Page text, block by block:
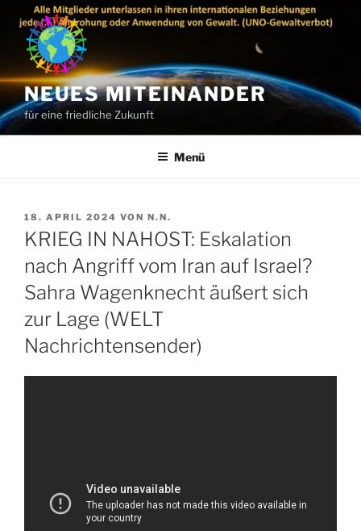
Inhalt
springen
NEUES MITEINANDER
für eine friedliche Zukunft
Menü
VERÖFFENTLICHT
AM
18. APRIL 2024 VON N.N.
KRIEG IN NAHOST: Eskalation
nach Angriff vom Iran auf Israel?
Sahra Wagenknecht äußert sich
zur Lage (WELT
Nachrichtensender)